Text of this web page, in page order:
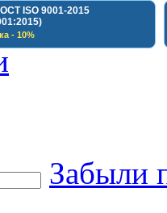
ISO 9001-2015
- 10%
Забыли